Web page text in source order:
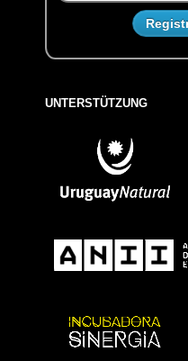
UNTERSTÜTZUNG